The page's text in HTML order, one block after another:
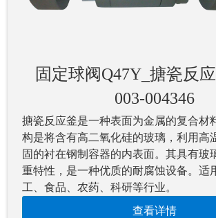
固定球阀Q47Y_搪瓷反
003-004346
搪瓷反应釜是一种表面为金属的复合材
构是将含有高二氧化硅的玻璃，利用高
固的衬在钢制容器的内表面。其具有玻
重特性，是一种优质的耐腐蚀设备。适
工、食品、农药、科研等行业。
查看详情